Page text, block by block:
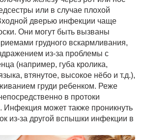
или в случае плохой
дверью инфекции чаще
Они могут быть вызваны
грудного вскармливания,
из-за проблемы с
(например, губа кролика,
втянутое, высокое нёбо и т.д.),
груди ребенком. Реже
в протоки
Инфекция может также проникнуть
из-за другой вспышки инфекции в